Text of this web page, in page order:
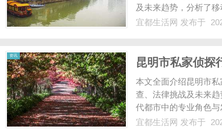
及未来趋势，分析了
宜都生活网 发布于
资讯
昆明市私家侦探
本文全面介绍昆明市
查、法律挑战及未来
代都市中的专业角色
宜都生活网 发布于